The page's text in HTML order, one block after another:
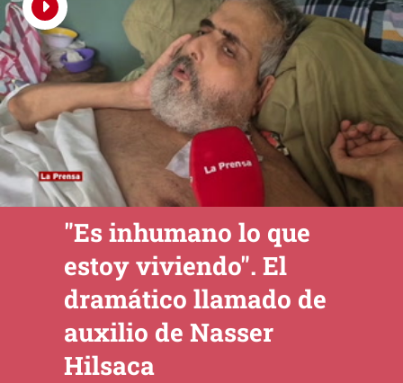
"Es inhumano lo que
estoy viviendo". El
dramático llamado de
auxilio de Nasser
Hilsaca